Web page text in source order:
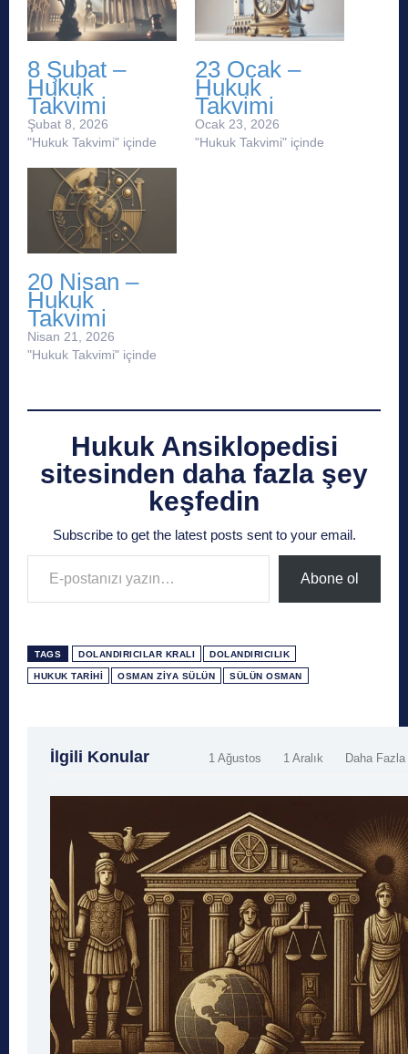
8 Şubat –
Hukuk
Takvimi
Şubat 8, 2026
"Hukuk Takvimi" içinde
23 Ocak –
Hukuk
Takvimi
Ocak 23, 2026
"Hukuk Takvimi" içinde
20 Nisan –
Hukuk
Takvimi
Nisan 21, 2026
"Hukuk Takvimi" içinde
Hukuk Ansiklopedisi
sitesinden daha fazla şey
keşfedin
Subscribe to get the latest posts sent to your email.
E-postanızı yazın…
Abone ol
TAGS DOLANDIRICILAR KRALI DOLANDIRICILIK
HUKUK TARIHI OSMAN ZIYA SÜLÜN SÜLÜN OSMAN
İlgili Konular 1 Ağustos 1 Aralık Daha Fazla